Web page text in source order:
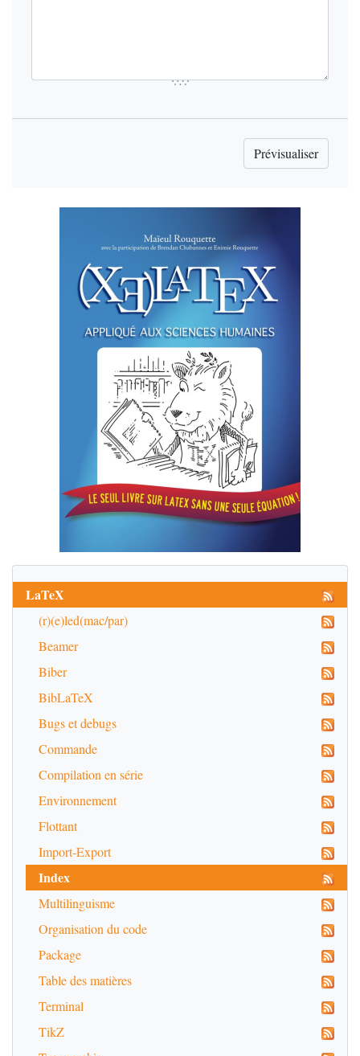
LaTeX
(r)(e)led(mac/par)
Beamer
Biber
BibLaTeX
Bugs et debugs
Commande
Compilation en série
Environnement
Flottant
Import-Export
Index
Multilinguisme
Organisation du code
Package
Table des matières
Terminal
TikZ